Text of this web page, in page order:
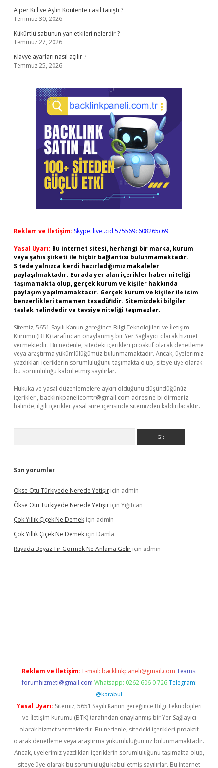
Alper Kul ve Aylin Kontente nasıl tanıştı ?
Temmuz 30, 2026
Kükürtlü sabunun yan etkileri nelerdir ?
Temmuz 27, 2026
Klavye ayarları nasıl açılır ?
Temmuz 25, 2026
Reklam ve İletişim: Skype: live:.cid.575569c608265c69
Yasal Uyarı: Bu internet sitesi, herhangi bir marka, kurum
veya şahıs şirketi ile hiçbir bağlantısı bulunmamaktadır.
Sitede yalnızca kendi hazırladığımız makaleler
paylaşılmaktadır. Burada yer alan içerikler haber niteliği
taşımamakta olup, gerçek kurum ve kişiler hakkında
paylaşım yapılmamaktadır. Gerçek kurum ve kişiler ile isim
benzerlikleri tamamen tesadüfidir. Sitemizdeki bilgiler
taslak halindedir ve tavsiye niteliği taşımazlar.
Sitemiz, 5651 Sayılı Kanun gereğince Bilgi Teknolojileri ve İletişim
Kurumu (BTK) tarafından onaylanmış bir Yer Sağlayıcı olarak hizmet
vermektedir. Bu nedenle, sitedeki içerikleri proaktif olarak denetleme
veya araştırma yükümlülüğümüz bulunmamaktadır. Ancak, üyelerimiz
yazdıkları içeriklerin sorumluluğunu taşımakta olup, siteye üye olarak
bu sorumluluğu kabul etmiş sayılırlar.
Hukuka ve yasal düzenlemelere aykırı olduğunu düşündüğünüz
içerikleri, backlinkpanelicomtr@gmail.com adresine bildirmeniz
halinde, ilgili içerikler yasal süre içerisinde sitemizden kaldırılacaktır.
Son yorumlar
Ökse Otu Türkiyede Nerede Yetişir için admin
Ökse Otu Türkiyede Nerede Yetişir için Yiğitcan
Çok Yıllık Çiçek Ne Demek için admin
Çok Yıllık Çiçek Ne Demek için Damla
Rüyada Beyaz Tır Görmek Ne Anlama Gelir için admin
Reklam ve İletişim: E-mail: backlinkpaneli@gmail.com Teams:
forumhizmeti@gmail.com Whatsapp: 0262 606 0 726 Telegram:
@karabul
Yasal Uyarı: Sitemiz, 5651 Sayılı Kanun gereğince Bilgi Teknolojileri
ve İletişim Kurumu (BTK) tarafından onaylanmış bir Yer Sağlayıcı
olarak hizmet vermektedir. Bu nedenle, sitedeki içerikleri proaktif
olarak denetleme veya araştırma yükümlülüğümüz bulunmamaktadır.
Ancak, üyelerimiz yazdıkları içeriklerin sorumluluğunu taşımakta olup,
siteye üye olarak bu sorumluluğu kabul etmiş sayılırlar. Bu internet